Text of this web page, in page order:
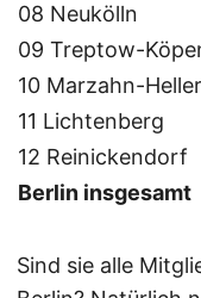
08 Neukölln
09 Treptow-
10 Marzahn-
11 Lichtenberg
12 Reinickendorf
Berlin insgesamt
Sind sie alle